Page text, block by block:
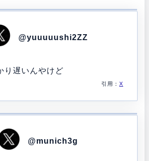
@yuuuuushi2ZZ
り遅いんやけど
引用：X
@munich3g